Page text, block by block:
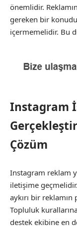
önemlidir.
gereken bir
içermemelidir. Bu
Instagram
Çözüm
Instagram reklam
iletişime
aykırı bir reklamın
Topluluk
destek ekibine en